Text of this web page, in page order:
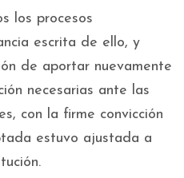
los procesos
escrita de ello, y
de aportar nuevamente
necesarias ante las
con la firme convicción
estuvo ajustada a